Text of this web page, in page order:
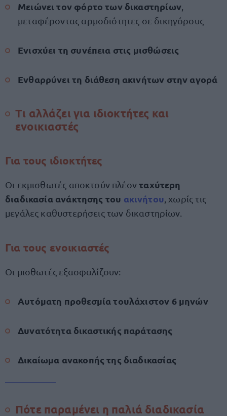
Μειώνει τον φόρτο των δικαστηρίων,
μεταφέροντας αρμοδιότητες σε δικηγόρους
Ενισχύει τη συνέπεια στις μισθώσεις
Ενθαρρύνει τη διάθεση ακινήτων στην αγορά
Τι αλλάζει για ιδιοκτήτες και
ενοικιαστές
Για τους ιδιοκτήτες
Οι εκμισθωτές αποκτούν πλέονταχύτερη
διαδικασία ανάκτησης του ακινήτου , χωρίς τις
μεγάλες καθυστερήσεις των δικαστηρίων.
Για τους ενοικιαστές
Οι μισθωτές εξασφαλίζουν:
Αυτόματη προθεσμία τουλάχιστον 6 μηνών
Δυνατότητα δικαστικής παράτασης
Δικαίωμα ανακοπής της διαδικασίας
Πότε παραμένει η παλιά διαδικασία